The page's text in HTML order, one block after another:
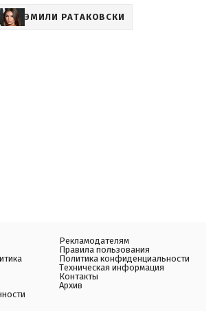
ЭМИЛИ РАТАКОВСКИ
Рекламодателям
Правила пользования
Политика конфиденциальности
Техническая информация
Контакты
Архив